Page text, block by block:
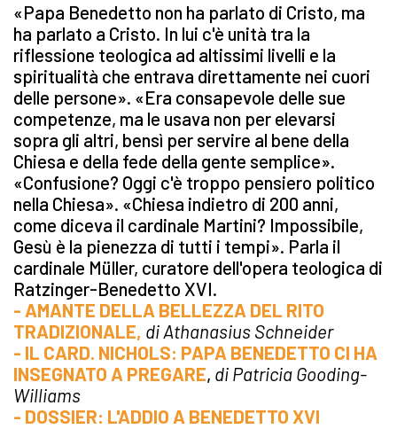
«Papa Benedetto non ha parlato di Cristo, ma
ha parlato a Cristo. In lui c'è unità tra la
riflessione teologica ad altissimi livelli e la
spiritualità che entrava direttamente nei cuori
delle persone». «Era consapevole delle sue
competenze, ma le usava non per elevarsi
sopra gli altri, bensì per servire al bene della
Chiesa e della fede della gente semplice».
«Confusione? Oggi c'è troppo pensiero politico
nella Chiesa». «Chiesa indietro di 200 anni,
come diceva il cardinale Martini? Impossibile,
Gesù è la pienezza di tutti i tempi». Parla il
cardinale Müller, curatore dell'opera teologica di
Ratzinger-Benedetto XVI.
- AMANTE DELLA BELLEZZA DEL RITO
TRADIZIONALE, di Athanasius Schneider
- IL CARD. NICHOLS: PAPA BENEDETTO CI HA
INSEGNATO A PREGARE, di Patricia Gooding-
Williams
- DOSSIER: L'ADDIO A BENEDETTO XVI